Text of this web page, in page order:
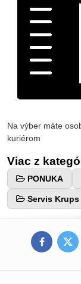
Na výber máte
kuriérom
Viac z
PONUKA
Servis
Facebook